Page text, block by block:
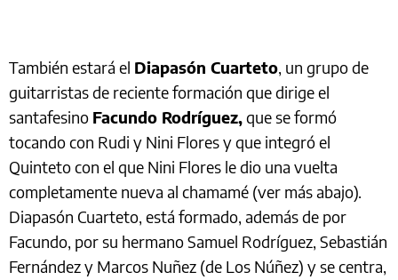
También estará el Diapasón Cuarteto, un grupo de
guitarristas de reciente formación que dirige el
santafesino Facundo Rodríguez,que se formó
tocando con Rudi y Nini Flores y que integró el
Quinteto con el que Nini Flores le dio una vuelta
completamente nueva al chamamé (ver más abajo).
Diapasón Cuarteto, está formado, además de por
Facundo, por su hermano Samuel Rodríguez, Sebastián
Fernández y Marcos Nuñez (de Los Núñez) y se centra,